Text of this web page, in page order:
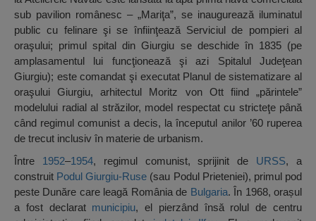
sub pavilion românesc – „Mariţa”, se inaugurează iluminatul
public cu felinare şi se înfiinţează Serviciul de pompieri al
oraşului; primul spital din Giurgiu se deschide în 1835 (pe
amplasamentul lui funcţionează şi azi Spitalul Judeţean
Giurgiu); este comandat şi executat Planul de sistematizare al
oraşului Giurgiu, arhitectul Moritz von Ott fiind „părintele”
modelului radial al străzilor, model respectat cu stricteţe până
când regimul comunist a decis, la începutul anilor ’60 ruperea
de trecut inclusiv în materie de urbanism.
Între 1952–1954, regimul comunist, sprijinit de URSS, a
construit Podul Giurgiu-Ruse (sau Podul Prieteniei), primul pod
peste Dunăre care leagă România de Bulgaria. În 1968, orașul
a fost declarat municipiu, el pierzând însă rolul de centru